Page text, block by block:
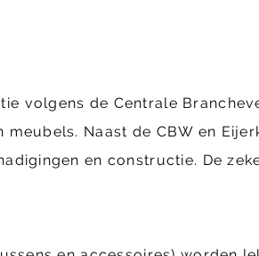
volgens de Centrale
Naast de CBW en
en constructie. De